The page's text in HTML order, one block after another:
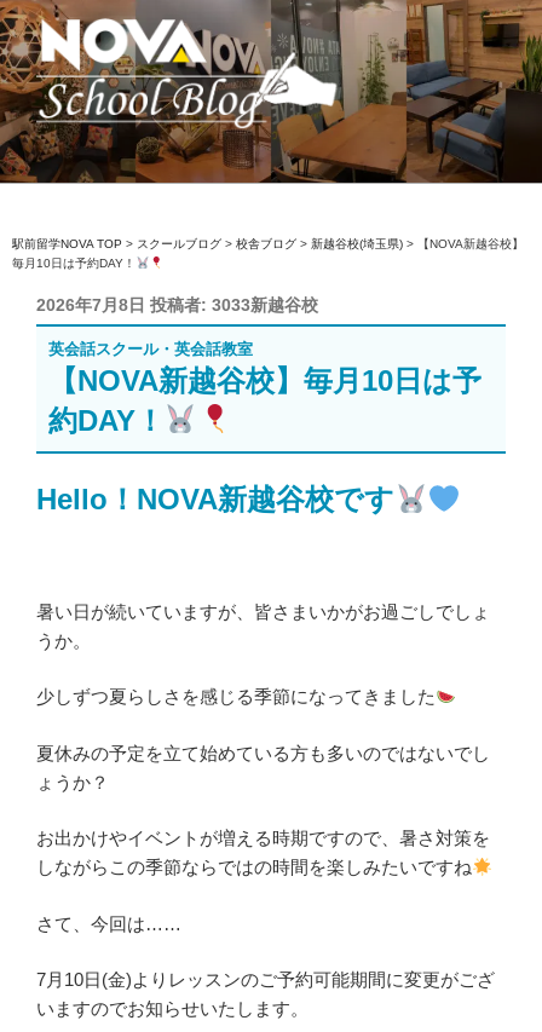
コ
ン
テ
ン
ツ
へ
ス
ッ
プ
駅前留学NOVA【公式】スクールブロ
英会話スクール・英会話教室
駅前留学NOVA TOP > スクールブログ > 校舎ブログ > 新越谷校(埼玉県) >
【NOVA新越谷校】
毎月10日は予約DAY！
投
稿
日:
2026年7月8日 投稿者: 3033新越谷校
英会話スクール・英会話教室
【NOVA新越谷校】毎月10日は予
約DAY！
Hello！NOVA新越谷校です
暑い日が続いていますが、皆さまいかがお過ごしでしょ
うか。
少しずつ夏らしさを感じる季節になってきました
夏休みの予定を立て始めている方も多いのではないでし
ょうか？
お出かけやイベントが増える時期ですので、暑さ対策を
しながらこの季節ならではの時間を楽しみたいですね
さて、今回は……
7月10日(金)よりレッスンのご予約可能期間に変更がござ
いますのでお知らせいたします。